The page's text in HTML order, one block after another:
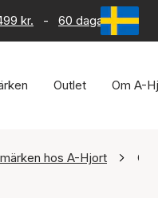
kr. - 60 dagars
Outlet Om A-
hos A-Hjort